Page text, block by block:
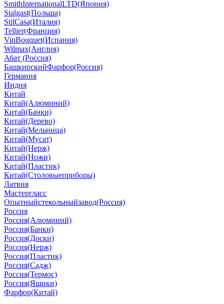
SmithInternationalLTD(Япония)
Stalgast(Польша)
StilCasa(Италия)
Tellier(Франция)
VinBouquet(Испания)
Wilmax(Англия)
Абат (Россия)
БашкирскийФарфор(Россия)
Германия
Индия
Китай
Китай(Алюминий)
Китай(Банки)
Китай(Дерево)
Китай(Мельница)
Китай(Мусат)
Китай(Нерж)
Китай(Ножи)
Китай(Пластик)
Китай(Столовыеприборы)
Латвия
Мастергласс
Опытныйстекольныйзавод(Россия)
Россия
Россия(Алюминий)
Россия(Банки)
Россия(Доски)
Россия(Нерж)
Россия(Пластик)
Россия(Садж)
Россия(Термос)
Россия(Ящики)
Фарфор(Китай)